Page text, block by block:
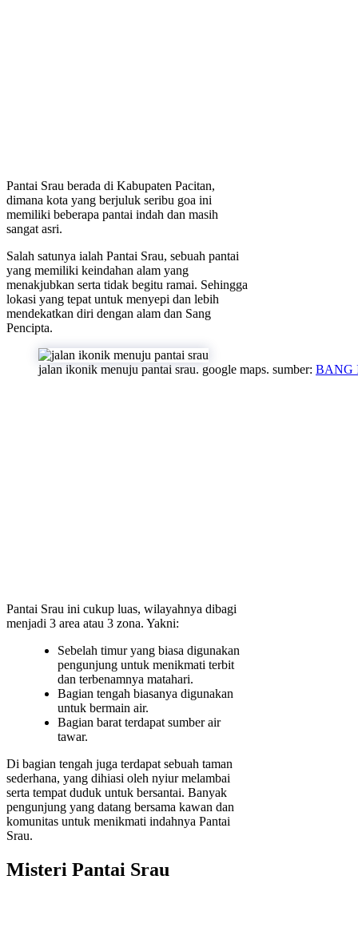
Pantai Srau berada di Kabupaten Pacitan,
dimana kota yang berjuluk seribu goa ini
memiliki beberapa pantai indah dan masih
sangat asri.
Salah satunya ialah Pantai Srau, sebuah pantai
yang memiliki keindahan alam yang
menakjubkan serta tidak begitu ramai. Sehingga
lokasi yang tepat untuk menyepi dan lebih
mendekatkan diri dengan alam dan Sang
Pencipta.
jalan ikonik menuju pantai srau. google maps. sumber: BANG
Pantai Srau ini cukup luas, wilayahnya dibagi
menjadi 3 area atau 3 zona. Yakni:
Sebelah timur yang biasa digunakan
pengunjung untuk menikmati terbit
dan terbenamnya matahari.
Bagian tengah biasanya digunakan
untuk bermain air.
Bagian barat terdapat sumber air
tawar.
Di bagian tengah juga terdapat sebuah taman
sederhana, yang dihiasi oleh nyiur melambai
serta tempat duduk untuk bersantai. Banyak
pengunjung yang datang bersama kawan dan
komunitas untuk menikmati indahnya Pantai
Srau.
Misteri Pantai Srau